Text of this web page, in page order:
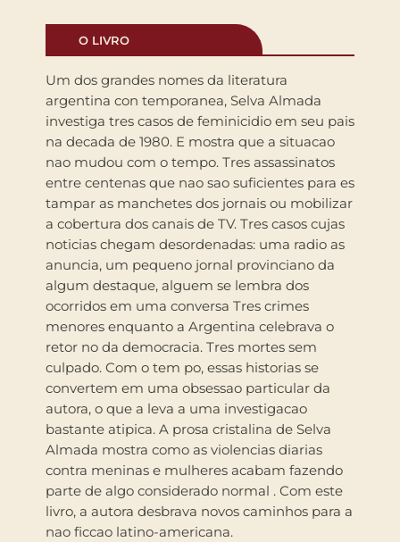
O LIVRO
Um dos grandes nomes da literatura
argentina con temporanea, Selva Almada
investiga tres casos de feminicidio em seu pais
na decada de 1980. E mostra que a situacao
nao mudou com o tempo. Tres assassinatos
entre centenas que nao sao suficientes para es
tampar as manchetes dos jornais ou mobilizar
a cobertura dos canais de TV. Tres casos cujas
noticias chegam desordenadas: uma radio as
anuncia, um pequeno jornal provinciano da
algum destaque, alguem se lembra dos
ocorridos em uma conversa Tres crimes
menores enquanto a Argentina celebrava o
retor no da democracia. Tres mortes sem
culpado. Com o tem po, essas historias se
convertem em uma obsessao particular da
autora, o que a leva a uma investigacao
bastante atipica. A prosa cristalina de Selva
Almada mostra como as violencias diarias
contra meninas e mulheres acabam fazendo
parte de algo considerado normal . Com este
livro, a autora desbrava novos caminhos para a
nao ficcao latino-americana.